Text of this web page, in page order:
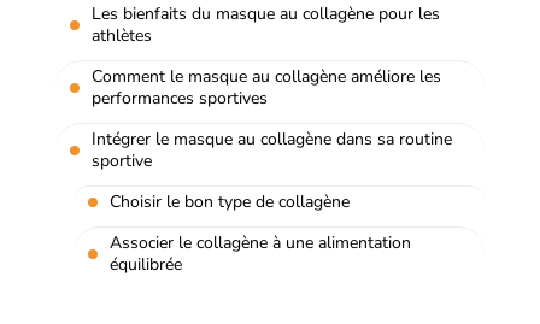
Les bienfaits du masque au collagène pour les
athlètes
Comment le masque au collagène améliore les
performances sportives
Intégrer le masque au collagène dans sa routine
sportive
Choisir le bon type de collagène
Associer le collagène à une alimentation
équilibrée